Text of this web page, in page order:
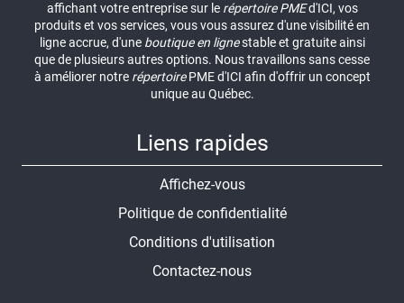
affichant votre entreprise sur le répertoire PMEd'ICI, vos
produits et vos services, vous vous assurez d'une visibilité en
ligne accrue, d'une boutique en lignestable et gratuite ainsi
que de plusieurs autres options. Nous travaillons sans cesse
à améliorer notre répertoirePME d'ICI afin d'offrir un concept
unique au Québec.
Liens rapides
Affichez-vous
Politique de confidentialité
Conditions d'utilisation
Contactez-nous